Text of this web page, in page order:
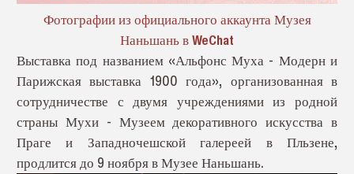
Фотографии из официального аккаунта Музея
Наньшань в WeChat
Выставка под названием «Альфонс Муха - Модерн и
Парижская выставка 1900 года», организованная в
сотрудничестве с двумя учреждениями из родной
страны Мухи - Музеем декоративного искусства в
Праге и Западночешской галереей в Пльзене,
продлится до 9 ноября в Музее Наньшань.